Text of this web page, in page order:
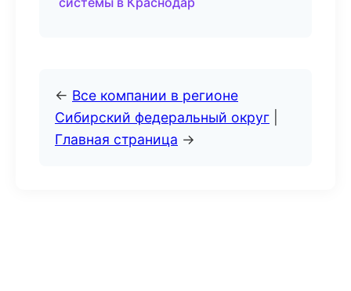
← Все компании в регионе
Сибирский федеральный округ
Главная страница →